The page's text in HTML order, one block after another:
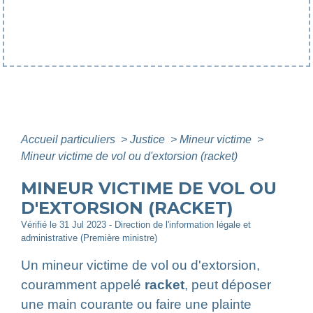
Accueil particuliers > Justice > Mineur victime >
Mineur victime de vol ou d'extorsion (racket)
MINEUR VICTIME DE VOL OU
D'EXTORSION (RACKET)
Vérifié le 31 Jul 2023 - Direction de l'information légale et
administrative (Première ministre)
Un mineur victime de vol ou d'extorsion,
couramment appelé racket, peut déposer
une main courante ou faire une plainte